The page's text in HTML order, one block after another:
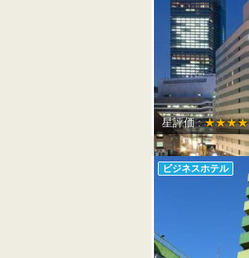
星評価 :★★★★
ビジネスホテル